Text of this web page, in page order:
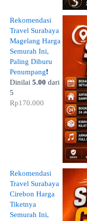
Rekomendasi
Travel Surabaya
Magelang Harga
Semurah Ini,
Paling Diburu
Penumpang❗
Dinilai 5.00 dari
5
Rp170.000
Rekomendasi
Travel Surabaya
Cirebon Harga
Tiketnya
Semurah Ini,